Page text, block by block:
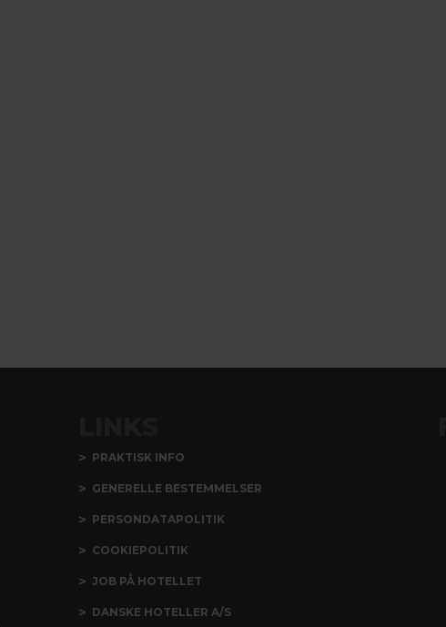
PRAKTISK INFO
GENERELLE BESTEMMELSER
PERSONDATAPOLITIK
COOKIEPOLITIK
JOB PÅ HOTELLET
DANSKE HOTELLER A/S